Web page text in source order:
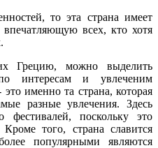
то эта страна имеет
всех, кто хотя
Грецию, можно выделить
интересам и увлеченим
именно та страна, которая
разные увлечения. Здесь
фестивалей, поскольку это
того, страна славится
популярными являются